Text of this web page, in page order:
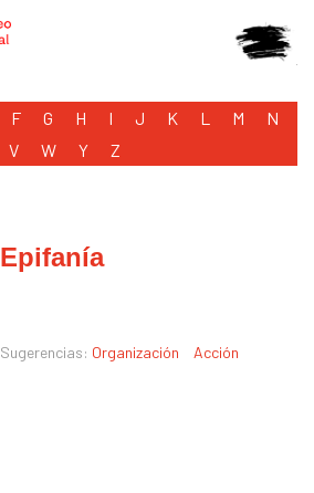
F G H I J K L M
N
V W Y Z
Epifanía
Sugerencias: Organización Acción